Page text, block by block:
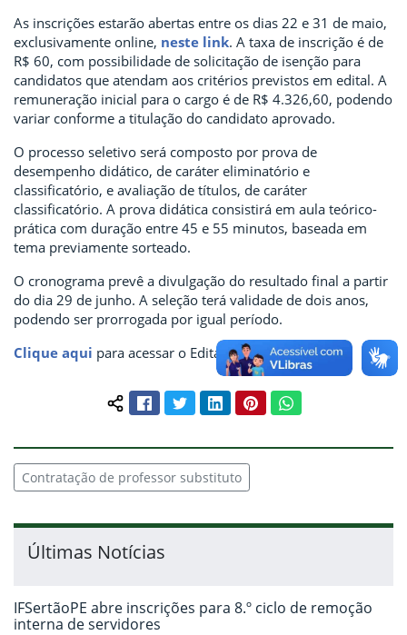
As inscrições estarão abertas entre os dias 22 e 31 de maio,
exclusivamente online, neste link. A taxa de inscrição é de
R$ 60, com possibilidade de solicitação de isenção para
candidatos que atendam aos critérios previstos em edital. A
remuneração inicial para o cargo é de R$ 4.326,60, podendo
variar conforme a titulação do candidato aprovado.
O processo seletivo será composto por prova de
desempenho didático, de caráter eliminatório e
classificatório, e avaliação de títulos, de caráter
classificatório. A prova didática consistirá em aula teórico-
prática com duração entre 45 e 55 minutos, baseada em
tema previamente sorteado.
O cronograma prevê a divulgação do resultado final a partir
do dia 29 de junho. A seleção terá validade de dois anos,
podendo ser prorrogada por igual período.
Clique aqui para acessar o Edital nº 75/2026.
Compartilhar conteúdo:
FacebookTwitterLinkedInPinterestWhatsApp
Contratação de professor substituto
Últimas Notícias
IFSertãoPE abre inscrições para 8.º ciclo de remoção
interna de servidores